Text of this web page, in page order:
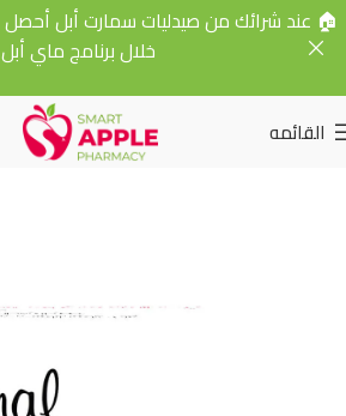
القائمه
🏠 عند شرائك من صيدليات سمارت أبل
خلال برنامج ماي أبل